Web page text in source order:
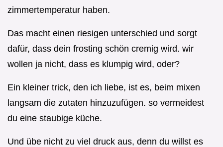
zimmertemperatur haben.
Das macht einen riesigen unterschied und sorgt
dafür, dass dein frosting schön cremig wird. wir
wollen ja nicht, dass es klumpig wird, oder?
Ein kleiner trick, den ich liebe, ist es, beim mixen
langsam die zutaten hinzuzufügen. so vermeidest
du eine staubige küche.
Und übe nicht zu viel druck aus, denn du willst es